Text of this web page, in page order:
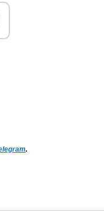
.